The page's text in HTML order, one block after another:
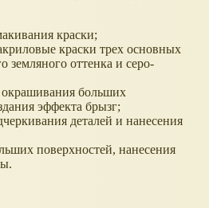
краски;
краски трех основных
земляного оттенка и серо-
больших
эффекта брызг;
деталей и нанесения
поверхностей, нанесения